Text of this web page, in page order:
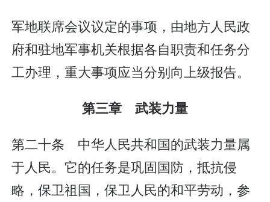
军地联席会议议定的事项，由地方人民政
府和驻地军事机关根据各自职责和任务分
工办理，重大事项应当分别向上级报告。
第三章 武装力量
第二十条 中华人民共和国的武装力量属
于人民。它的任务是巩固国防，抵抗侵
略，保卫祖国，保卫人民的和平劳动，参